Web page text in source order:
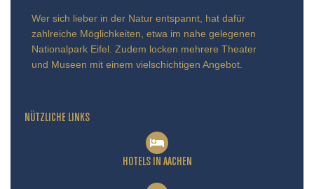
Wer sich lieber in der Natur entspannt, hat dafür
zahlreiche Möglichkeiten, etwa im nahe gelegenen
Nationalpark Eifel. Zudem locken mehrere Theater
und Museen mit einem vielschichtigen Angebot.
NÜTZLICHE LINKS
HOTELS IN AACHEN